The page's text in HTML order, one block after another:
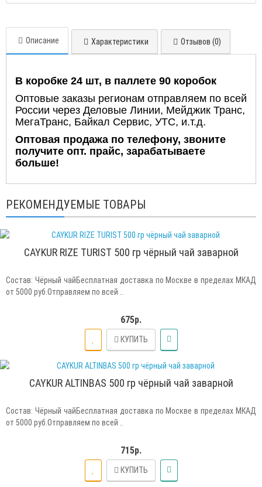
Описание Характеристики Отзывов (0)
В коробке 24 шт, в паллете 90 коробок
Оптовые заказы регионам отправляем по всей
России через Деловые Линии, Мейджик Транс,
МегаТранс, Байкал Сервис, УТС, и.т.д.
Оптовая продажа по телефону, звоните
получите опт. прайс, зарабатываете
больше!
РЕКОМЕНДУЕМЫЕ ТОВАРЫ
CAYKUR RIZE TURIST 500 гр чёрный чай заварной
Состав: Чёрный чайБесплатная доставка по Москве в пределах МКАД
от 5000 руб.Отправляем по всей ..
675р.
КУПИТЬ
CAYKUR ALTINBAS 500 гр чёрный чай заварной
Состав: Чёрный чайБесплатная доставка по Москве в пределах МКАД
от 5000 руб.Отправляем по всей ..
715р.
КУПИТЬ